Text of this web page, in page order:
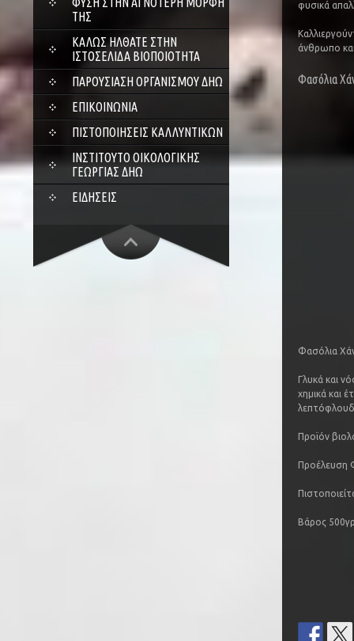
ΤΗΣ
ΚΑΛΏΣ ΉΛΘΑΤΕ ΣΤΗΝ
ΙΣΤΟΣΕΛΊΔΑ ΒΙΟΠΟΙΌΤΗΤΑ
ΠΑΡΟΥΣΊΑΣΗ ΟΡΓΑΝΙΣΜΟΎ ΔΗΩ
ΕΠΙΚΟΙΝΩΝΊΑ
ΠΙΣΤΟΠΟΙΉΣΕΙΣ ΚΑΛΛΥΝΤΙΚΏΝ
ΙΝΣΤΙΤΟΎΤΟ ΟΙΚΟΛΟΓΙΚΉΣ
ΓΕΩΡΓΊΑΣ ΔΗΩ
ΕΙΔΉΣΕΙΣ
φυσικά
άνθρωπο
Φασόλια
Φασόλια
Γλυκά και
χημικά και
Προϊόν
Προέλευση
Βάρος 500γρ